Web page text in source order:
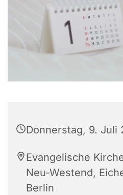
Donnerstag, 9. Juli
Evangelische
Neu-Westend,
Berlin